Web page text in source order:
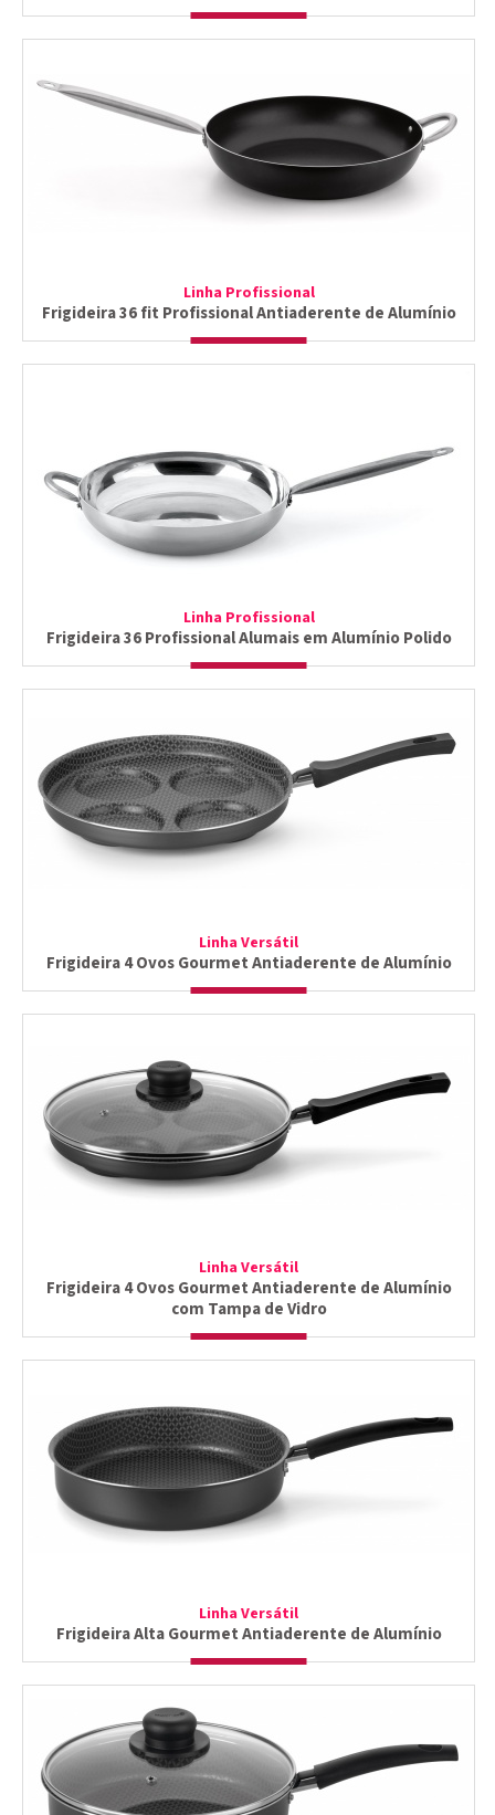
Linha Profissional
Frigideira 36 fit Profissional Antiaderente de Alumínio
Linha Profissional
Frigideira 36 Profissional Alumais em Alumínio Polido
Linha Versátil
Frigideira 4 Ovos Gourmet Antiaderente de Alumínio
Linha Versátil
Frigideira 4 Ovos Gourmet Antiaderente de Alumínio
com Tampa de Vidro
Linha Versátil
Frigideira Alta Gourmet Antiaderente de Alumínio